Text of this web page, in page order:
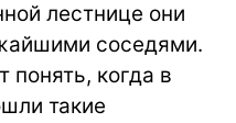
лестнице они
соседями.
понять, когда в
такие